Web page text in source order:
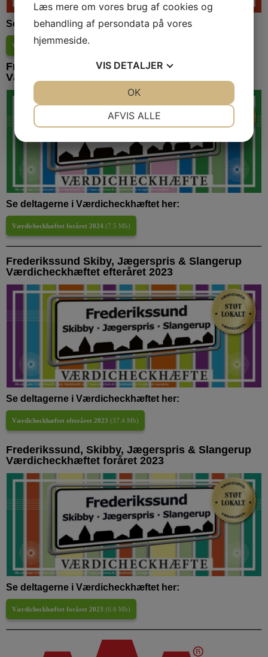
Se deltagerne i Værdicheckhæftet her:
Værdicheckhæftet efteråret 2024
Frederikssund, Skibby & Jægerspris
Værdicheckhæftet foråret 2024
Se deltagerne i Værdicheckhæftet her:
Værdicheckhæftet foråret 2024 (7.5 Mb)
Frederikssund Skiby, Jægerspris & Slangerup
Værdicheckhæftet efteråret 2023
Se deltagerne i Værdicheckhæftet her:
Værdicheckhæftet efteråret 2023 (37.4 Mb)
Frederikssund, Skibby, Jægerspris & Slangerup
Værdicheckhæftet foråret 2023
Se deltagerne i Værdicheckhæftet her:
Værdicheckhæftet foråret 2023 (6.6 Mb)
Læs mere om vores brug af cookies og
behandling af persondata på vores
hjemmeside.
VIS DETALJER
MARKETING STATISTIK
AFVIS ALLE
OK